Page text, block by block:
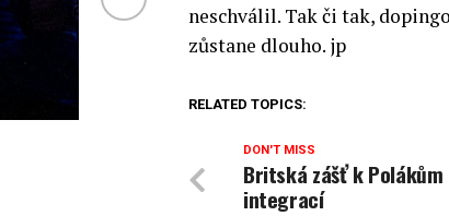
neschválil. Tak či tak,
zůstane dlouho. jp
RELATED TOPICS:
DON'T MISS
Britská zášť k
integrací